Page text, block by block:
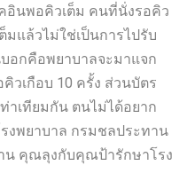
อินพอคิวเต็ม คนที่นั่งรอคิว
แล้วไม่ใช่เป็นการไปรับ
อกคือพยาบาลจะมาแจก
วเกือบ 10 ครั้ง ส่วนบัตร
าเทียมกัน ตนไม่ได้อยาก
งพยาบาล กรมชลประทาน
น คุณลุงกับคุณป้ารักษาโรง